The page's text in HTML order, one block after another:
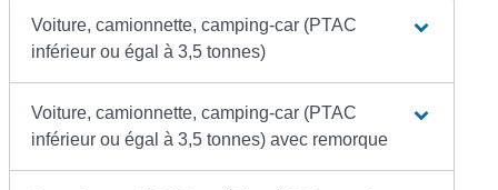
Voiture, camionnette, camping-car (PTAC
inférieur ou égal à 3,5 tonnes)
Voiture, camionnette, camping-car (PTAC
inférieur ou égal à 3,5 tonnes) avec remorque